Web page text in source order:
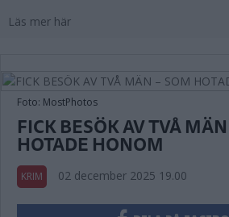
Läs mer här
Foto: MostPhotos
FICK BESÖK AV TVÅ
HOTADE HONOM
KRIM 02 december 2025 19.00